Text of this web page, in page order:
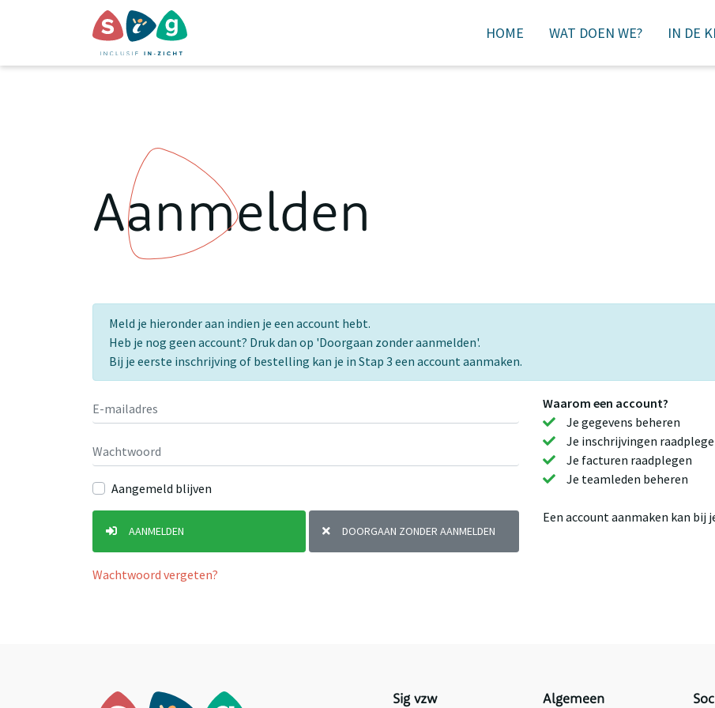
DONEREN
HOME WAT DOEN WE? IN DE
Aanmelden
Meld je hieronder aan indien je een account hebt.
Heb je nog geen account? Druk dan op 'Doorgaan zonder aanmelden'.
Bij je eerste inschrijving of bestelling kan je in Stap 3 een account aanmaken.
Aangemeld blijven
AANMELDEN DOORGAAN ZONDER AANMELDEN
Wachtwoord vergeten?
Waarom een account?
Je gegevens beheren
Je inschrijvingen
Je facturen raadplegen
Je teamleden beheren
Een account aanmaken kan
Sig vzw Algemeen